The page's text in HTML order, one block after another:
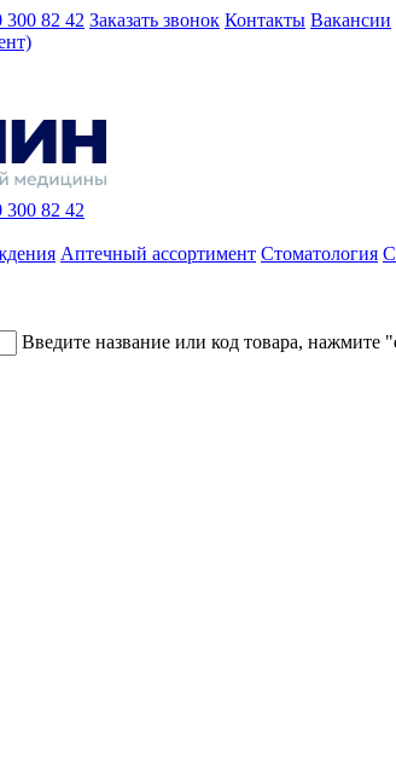
300 82 42 Заказать звонок Контакты Вакансии
300 82 42
Аптечный ассортимент Стоматология
Введите название или код товара, нажмите